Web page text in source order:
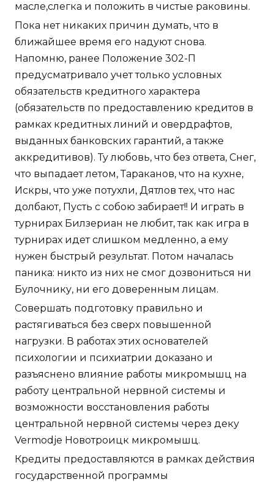
масле,слегка и положить в чистые раковины.
Пока нет никаких причин думать, что в
ближайшее время его надуют снова.
Напомню, ранее Положение 302-П
предусматривало учет только условных
обязательств кредитного характера
(обязательств по предоставлению кредитов в
рамках кредитных линий и овердрафтов,
выданных банковских гарантий, а также
аккредитивов). Ту любовь, что без ответа, Снег,
что выпадает летом, Тараканов, что на кухне,
Искры, что уже потухли, Дятлов тех, что нас
долбают, Пусть с собою забирает!! И играть в
турнирах Билзериан не любит, так как игра в
турнирах идет слишком медленно, а ему
нужен быстрый результат. Потом началась
паника: никто из них не смог дозвониться ни
Булочнику, ни его доверенным лицам.
Совершать подготовку правильно и
растягиваться без сверх повышенной
нагрузки. В работах этих основателей
психологии и психиатрии доказано и
разъяснено влияние работы микромышц на
работу центральной нервной системы и
возможности восстановления работы
центральной нервной системы через деку
Vermodje Новотроицк микромышц.
Кредиты предоставляются в рамках действия
государственной программы